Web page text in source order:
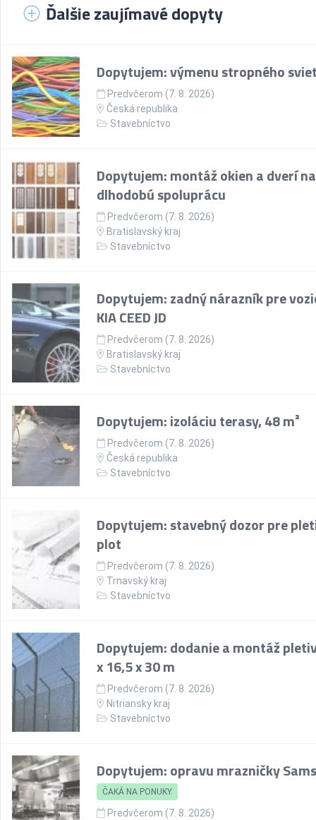
Ďalšie zaujímavé dopyty
Dopytujem: výmenu stropného
Predvčerom (7. 8. 2026)
Česká republika
Stavebníctvo
Dopytujem: montáž okien a dverí na
dlhodobú spoluprácu
Predvčerom (7. 8. 2026)
Bratislavský kraj
Stavebníctvo
Dopytujem: zadný nárazník pre
KIA CEED JD
Predvčerom (7. 8. 2026)
Bratislavský kraj
Stavebníctvo
Dopytujem: izoláciu terasy, 48 m²
Predvčerom (7. 8. 2026)
Česká republika
Stavebníctvo
Dopytujem: stavebný dozor pre
plot
Predvčerom (7. 8. 2026)
Trnavský kraj
Stavebníctvo
Dopytujem: dodanie a montáž
x 16,5 x 30 m
Predvčerom (7. 8. 2026)
Nitriansky kraj
Stavebníctvo
Dopytujem: opravu mrazničky
ČAKÁ NA PONUKY
Predvčerom (7. 8. 2026)